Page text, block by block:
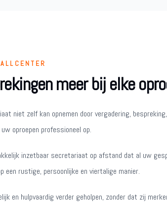
meer bij elke
niet zelf kan opnemen door vergadering,
oproepen professioneel op.
inzetbaar secretariaat op afstand dat al uw
een rustige, persoonlijke en viertalige manier.
en hulpvaardig verder geholpen, zonder dat zij